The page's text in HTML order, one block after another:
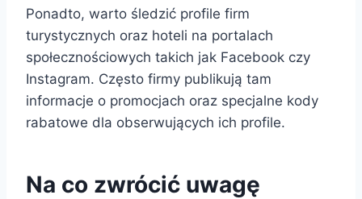
Ponadto, warto śledzić profile firm
turystycznych oraz hoteli na portalach
społecznościowych takich jak Facebook czy
Instagram. Często firmy publikują tam
informacje o promocjach oraz specjalne kody
rabatowe dla obserwujących ich profile.
Na co zwrócić uwagę